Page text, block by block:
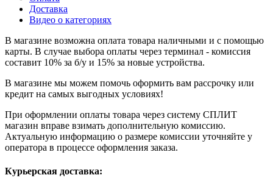
Доставка
Видео о категориях
В магазине возможна оплата товара наличными и с помощью
карты. В случае выбора оплаты через терминал - комиссия
составит 10% за б/у и 15% за новые устройства.
В магазине мы можем помочь оформить вам рассрочку или
кредит на самых выгодных условиях!
При оформлении оплаты товара через систему СПЛИТ
магазин вправе взимать дополнительную комиссию.
Актуальную информацию о размере комиссии уточняйте у
оператора в процессе оформления заказа.
Курьерская доставка: